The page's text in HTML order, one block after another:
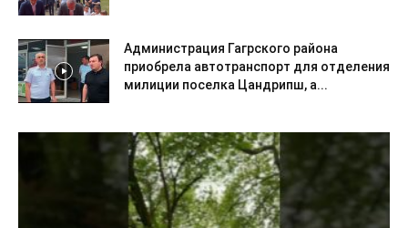
Администрация Гагрского района
приобрела автотранспорт для отделения
милиции поселка Цандрипш, а...